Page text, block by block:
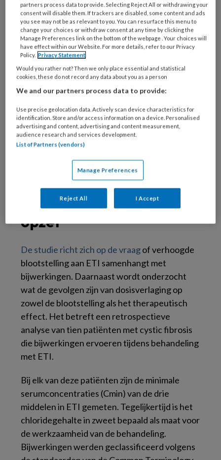
elexacaftor/tezacaftor/ivacaftor (ETI) heeft
de behandeling van mensen met cystic fibrosis,
ook wel taaislijmziekte, aanzienlijk veranderd.
Toch blijkt dat sommige patiënten bij volledige
dosering last krijgen van bijwerkingen die
aanleiding geven tot aanpassing van het
behandelschema. In dit artikel wordt een reeks
ETI is verlaagd vanwege klachten. Daarbij is
gekeken naar de relatie tussen bloedspiegels
van het geneesmiddel, het optreden van
Onderzoeksvraag en
opzet
De studie richt zich op de vraagof verhoogde
blootstelling aan ETI samenhangt met
bijwerkingen. Daarnaast wordt onderzocht
wat de gevolgen zijn van dosisverlaging op
zowel de blootstelling als het therapeutisch
effect. Het betreft een retrospectieve
analyse van tien patiënten met cystic fibrosis
die bijwerkingen ervoeren tijdens behandeling
met ETI.
Bij elk van deze patiënten zijn de minimale
serumconcentraties (Cmin) van de drie
middelen in ETI gemeten. Tegelijkertijd is het
chloridegehalte in zweet bepaald als maat voor
de werkzaamheid van de behandeling.
Bijwerkingen werden geclassificeerd volgens
partners process data to provide. Selecting Reject All or withdrawing your
consent will disable them. If trackers are disabled, some content and ads
you see may not be as relevant to you. You can resurface this menu to
change your choices or withdraw consent at any time by clicking the
Manage Preferences link on the bottom of the webpage . Your choices will
have effect within our Website. For more details, refer to our Privacy
Policy. Privacy Statement
Would you rather not? Then we only place essential and statistical
cookies, these do not record any data about you as a person
We and our partners process data to provide:
Use precise geolocation data. Actively scan device characteristics for
identification. Store and/or access information on a device. Personalised
advertising and content, advertising and content measurement,
audience research and services development.
List of Partners (vendors)
Manage Preferences
Reject All I Accept